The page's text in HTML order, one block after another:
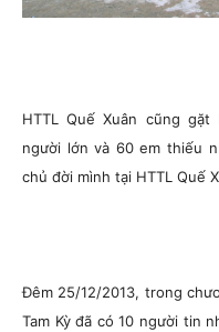
HTTL Quế Xuân cũng
người lớn và 60 em thiếu
chủ đời mình tại HTTL Quế
Đêm 25/12/2013, trong
Tam Kỳ đã có 10 người tin